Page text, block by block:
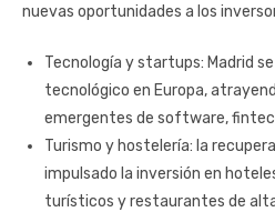
nuevas oportunidades a los
Tecnología y startups: Madrid
tecnológico en Europa,
emergentes de software,
Turismo y hostelería: la
impulsado la inversión en
turísticos y restaurantes de